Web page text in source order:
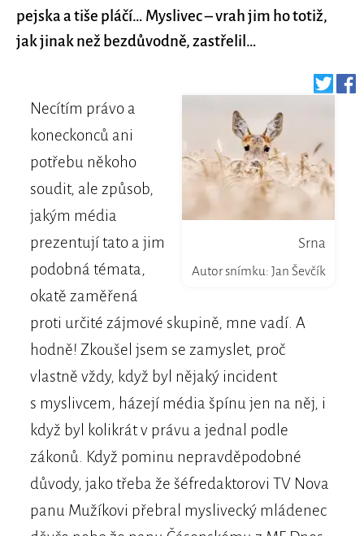
pejska a tiše pláčí… Myslivec – vrah jim ho totiž,
jak jinak než bezdůvodně, zastřelil…
Srna
Autor snímku: Jan Ševčík
Necítím právo a
koneckonců ani
potřebu někoho
soudit, ale způsob,
jakým média
prezentují tato a jim
podobná témata,
okatě zaměřená
proti určité zájmové skupině, mne vadí. A
hodně! Zkoušel jsem se zamyslet, proč
vlastně vždy, když byl nějaký incident
s myslivcem, házejí média špínu jen na něj, i
když byl kolikrát v právu a jednal podle
zákonů. Když pominu nepravděpodobné
důvody, jako třeba že šéfredaktorovi TV Nova
panu Mužíkovi přebral myslivecký mládenec